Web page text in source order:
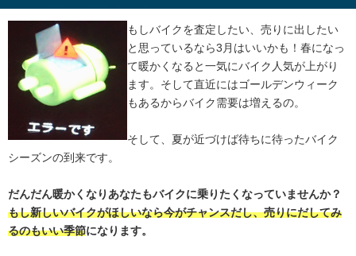
もしバイクを査定したい、売りに出したい
と思っているなら3月はいいかも！春になっ
て暖かくなると一気にバイク人気が上がり
ます。そして直近にはゴールデンウィーク
もあるからバイク需要は増えるの。
そして、夏が近づけば待ちに待ったバイク
シーズンの到来です。
だんだん暖かくなりあなたもバイクに乗りたくなっていませんか？
もし新しいバイクがほしいなら今がチャンスだし、売りにだしてみ
るのもいい季節になります。